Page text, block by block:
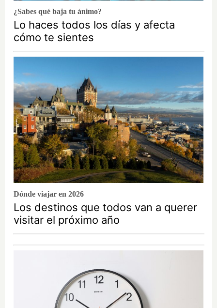
¿Sabes qué baja tu ánimo?
Lo haces todos los días y afecta
cómo te sientes
Dónde viajar en 2026
Los destinos que todos van a querer
visitar el próximo año